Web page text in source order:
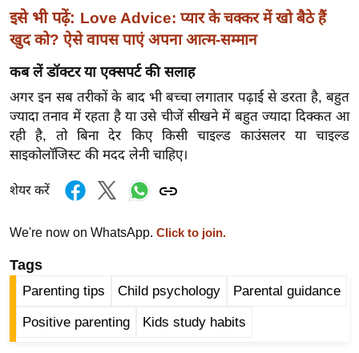
त
ऑ
व
र्ल्ड
न्यू
ज
ब्री
फ
नो
ज
न
ज
इसे भी पढ़ें: Love Advice: प्यार के चक्कर में खो बैठे हैं
खुद को? ऐसे वापस पाएं अपना आत्म-सम्मान
कब लें डॉक्टर या एक्सपर्ट की सलाह
अगर इन सब तरीकों के बाद भी बच्चा लगातार पढ़ाई से डरता है, बहुत
ज्यादा तनाव में रहता है या उसे चीजें सीखने में बहुत ज्यादा दिक्कत आ
रही है, तो बिना देर किए किसी चाइल्ड काउंसलर या चाइल्ड
साइकोलॉजिस्ट की मदद लेनी चाहिए।
शेयर करें
We're now on WhatsApp. Click to join.
Tags
Parenting tips Child psychology Parental guidance
Positive parenting Kids study habits